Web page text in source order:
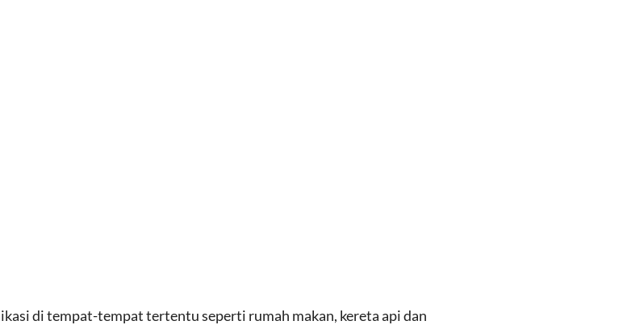
di tempat-tempat tertentu seperti rumah makan, kereta api dan